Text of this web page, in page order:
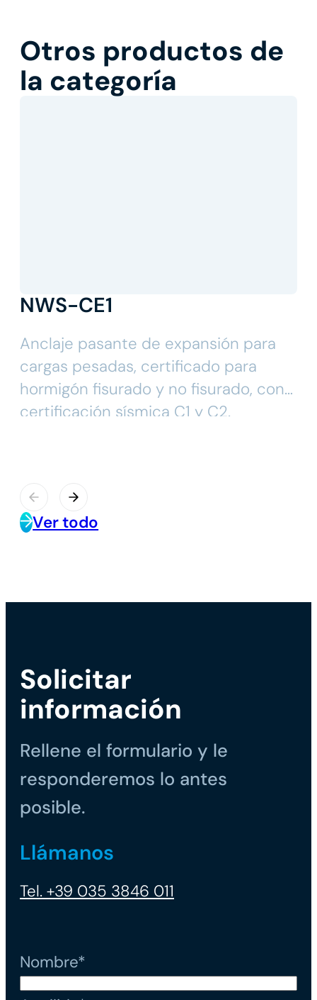
Otros productos de
la categoría
NWS-CE1
Anclaje pasante de expansión para
cargas pesadas, certificado para
hormigón fisurado y no fisurado, con
certificación sísmica C1 y C2.
Ver todo
Solicitar
información
Rellene el formulario y le
responderemos lo antes
posible.
Llámanos
Tel. +39 035 3846 011
Nombre*